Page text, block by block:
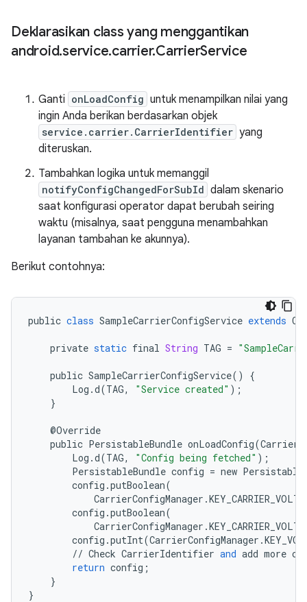
Deklarasikan class yang menggantikan
android.service.carrier.CarrierService
Ganti onLoadConfig untuk menampilkan nilai yang
ingin Anda berikan berdasarkan objek
service.carrier.CarrierIdentifier yang
diteruskan.
Tambahkan logika untuk memanggil
notifyConfigChangedForSubId dalam skenario
saat konfigurasi operator dapat berubah seiring
waktu (misalnya, saat pengguna menambahkan
layanan tambahan ke akunnya).
Berikut contohnya:
public class SampleCarrierConfigService extends
private static final String TAG =
public SampleCarrierConfigService()
{
Log .d(TAG, "Service created" );
}
@Override
public PersistableBundle onLoadConfig(
Log .d(TAG, "Config being fetched" );
PersistableBundle config = new
config .putBoolean(
CarrierConfigManager .
config .putBoolean(
CarrierConfigManager .
config .putInt(CarrierConfigManager .
// Check CarrierIdentifier and add more
return config ;
}
}